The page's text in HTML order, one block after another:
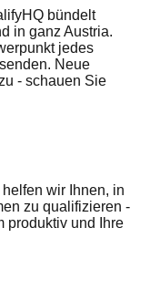
bündelt
in ganz Austria.
jedes
Neue
- schauen Sie
wir Ihnen, in
zu qualifizieren -
produktiv und Ihre